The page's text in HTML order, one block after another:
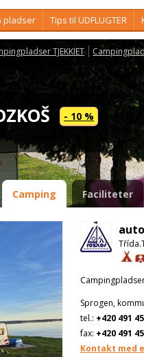
pladser Tips til UDFLUGTER
TJEKKIET
- 10 %
Camping Faciliteter
Sprogen,
tel.: +420 491
fax: +420 491
Kontakt med